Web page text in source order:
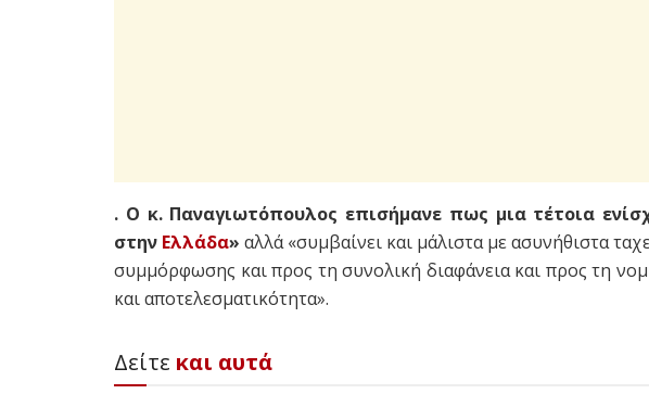
. Ο κ. Παναγιωτόπουλος επισήμανε πως μια τέτοια
στην Ελλάδα» αλλά «συμβαίνει και μάλιστα με ασυνήθιστα
συμμόρφωσης και προς τη συνολική διαφάνεια και προς τη
και αποτελεσματικότητα».
Δείτε και αυτά